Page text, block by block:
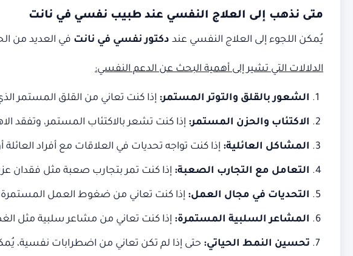
متى نذهب إلى العلاج النفسي عند طبيب نفسي في نانت
يُمكن اللجوء إلى العلاج النفسي عند دكتور نفسي في نانت في العديد من
الدلالات التي تشير إلى أهمية البحث عن الدعم النفسي:
الشعور بالقلق والتوتر المستمر: إذا كنت تعاني من القلق المستمر
الاكتئاب والحزن المستمر: إذا كنت تشعر بالاكتئاب المستمر، وتفقد
المشاكل العائلية: إذا كنت تواجه تحديات في العلاقات مع أفراد
التعامل مع التجارب الصعبة: إذا كنت تمر بتجارب صعبة مثل فقدان
التحديات في مجال العمل: إذا كنت تعاني من ضغوط العمل المستمرة
المشاعر السلبية المستمرة: إذا كنت تعاني من مشاعر سلبية مثل
تحسين النمط الحياتي: حتى إذا لم تكن تعاني من اضطرابات نفسية،